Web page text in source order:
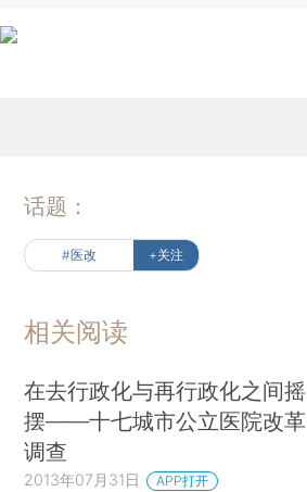
话题：
#医改 +关注
相关阅读
在去行政化与再行政化之间摇
摆——十七城市公立医院改革
调查
2013年07月31日 APP打开